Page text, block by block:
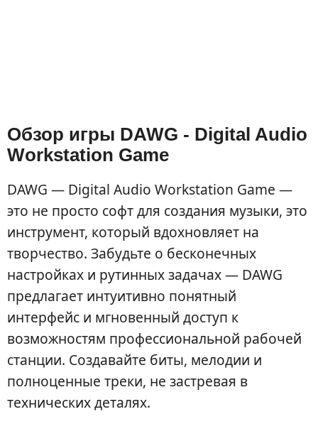
Обзор игры DAWG - Digital Audio
Workstation Game
DAWG — Digital Audio Workstation Game —
это не просто софт для создания музыки, это
инструмент, который вдохновляет на
творчество. Забудьте о бесконечных
настройках и рутинных задачах — DAWG
предлагает интуитивно понятный
интерфейс и мгновенный доступ к
возможностям профессиональной рабочей
станции. Создавайте биты, мелодии и
полноценные треки, не застревая в
технических деталях.